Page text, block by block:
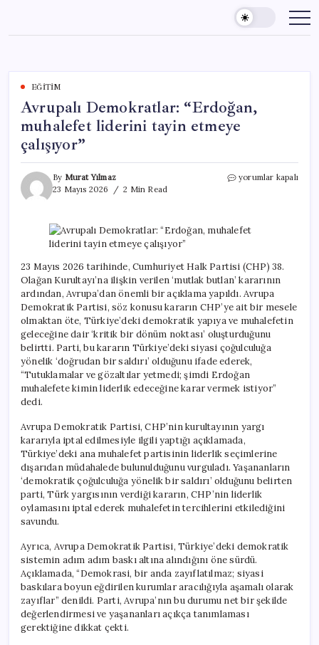
content
EĞITIM
Avrupalı Demokratlar: “Erdoğan,
muhalefet liderini tayin etmeye
çalışıyor”
By Murat Yılmaz
23 Mayıs 2026
2 Min Read
Avrupalı
liderini
tayin
çalışıyor”
için
yorumlar kapalı
23 Mayıs 2026 tarihinde, Cumhuriyet Halk Partisi (CHP) 38.
Olağan Kurultayı’na ilişkin verilen ‘mutlak butlan’ kararının
ardından, Avrupa’dan önemli bir açıklama yapıldı. Avrupa
Demokratik Partisi, söz konusu kararın CHP’ye ait bir mesele
olmaktan öte, Türkiye’deki demokratik yapıya ve muhalefetin
geleceğine dair ‘kritik bir dönüm noktası’ oluşturduğunu
belirtti. Parti, bu kararın Türkiye’deki siyasi çoğulculuğa
yönelik ‘doğrudan bir saldırı’ olduğunu ifade ederek,
“Tutuklamalar ve gözaltılar yetmedi; şimdi Erdoğan
muhalefete kimin liderlik edeceğine karar vermek istiyor”
dedi.
Avrupa Demokratik Partisi, CHP’nin kurultayının yargı
kararıyla iptal edilmesiyle ilgili yaptığı açıklamada,
Türkiye’deki ana muhalefet partisinin liderlik seçimlerine
dışarıdan müdahalede bulunulduğunu vurguladı. Yaşananların
‘demokratik çoğulculuğa yönelik bir saldırı’ olduğunu belirten
parti, Türk yargısının verdiği kararın, CHP’nin liderlik
oylamasını iptal ederek muhalefetin tercihlerini etkilediğini
savundu.
Ayrıca, Avrupa Demokratik Partisi, Türkiye’deki demokratik
sistemin adım adım baskı altına alındığını öne sürdü.
Açıklamada, “Demokrasi, bir anda zayıflatılmaz; siyasi
baskılara boyun eğdirilen kurumlar aracılığıyla aşamalı olarak
zayıflar” denildi. Parti, Avrupa’nın bu durumu net bir şekilde
değerlendirmesi ve yaşananları açıkça tanımlaması
gerektiğine dikkat çekti.